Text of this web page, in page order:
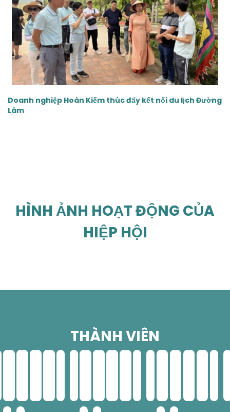
Doanh nghiệp Hoàn Kiếm thúc đẩy kết nối du lịch Đường
Lâm
‹ ›
HÌNH ẢNH HOẠT ĐỘNG CỦA
HIỆP HỘI
THÀNH VIÊN